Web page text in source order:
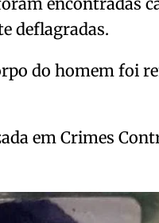
deflagradas.
do homem foi
em Crimes